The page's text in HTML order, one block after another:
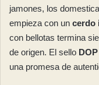
jamones, los
empieza con un cerdo
con bellotas termina
de origen. El sello
una promesa de